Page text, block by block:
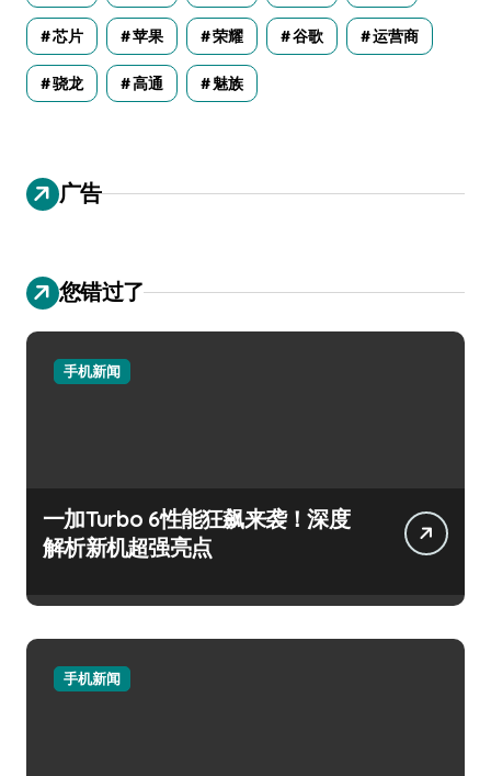
芯片 苹果 荣耀 谷歌 运营商
骁龙 高通 魅族
广告
您错过了
手机新闻
一加Turbo 6性能狂飙来袭！深度
解析新机超强亮点
手机新闻